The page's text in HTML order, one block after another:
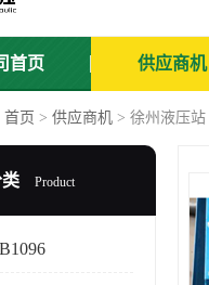
首页 供应商机
首页 > 供应商机 > 徐州液压站
Product